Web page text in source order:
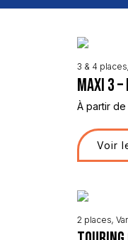
3 & 4 places,
MAXI 3 –
À partir de
Voir
2 places,